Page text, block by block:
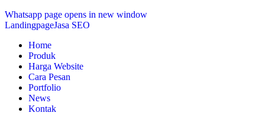
Whatsapp page opens in new window
LandingpageJasa SEO
Home
Produk
Harga Website
Cara Pesan
Portfolio
News
Kontak